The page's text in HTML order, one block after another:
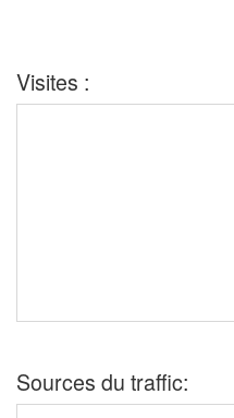
Visites :
Sources du traffic: